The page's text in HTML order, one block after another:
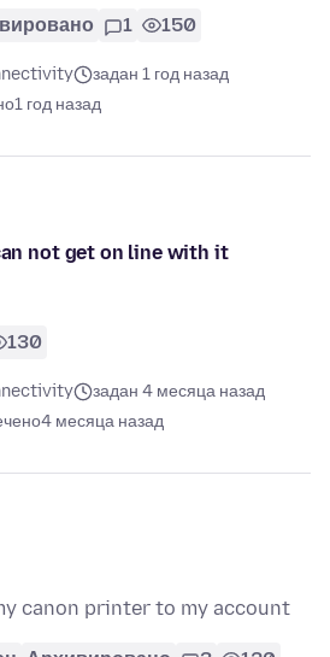
1 150
задан 1 год назад
1 год назад
not get on line with it
130
задан 4 месяца назад
4 месяца назад
canon printer to my account